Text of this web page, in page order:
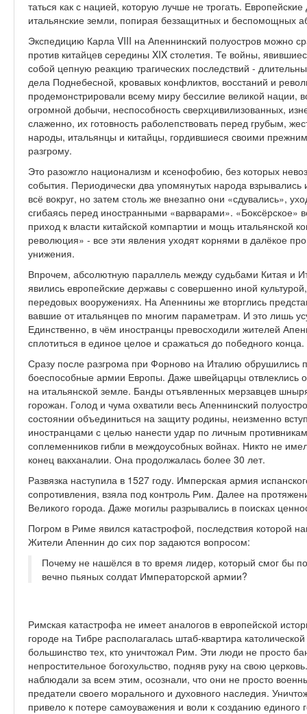
таться как с нацией, которую лучше не трогать.
итальянские земли, по­пирая беззащитных и беспомощных
Экспедицию Карла VIII на Апеннинс­кий полуостров можно
против ки­тайцев середины XIX столетия. Те войны,
собой цепную реакцию трагических последствий -
дела Поднебесной, кровавых конфлик­тов, восстаний и
продемонстрирова­ли всему миру бессилие великой нации,
огромной добычи, неспособность сверхцивилизованных,
слажен­но, их готовность раболепствовать перед грубым,
народы, итальянцы и китайцы, гордившиеся своими
разгрому.
Это разожгло национализм и ксено­фобию, без которых
события. Периодически два упомянутых народа взрывались
всё вокруг, но затем столь же внезапно они «сдувались»,
сгибаясь перед иностранными «варварами». «Боксёрское»
приход к власти китайской компартии и мощь итальянской
революция» - все эти явления уходят корнями в далёкое
унижения.
Впрочем, абсолютную параллель меж­ду судьбами Китая и
явились евро­пейские державы с совершенно иной
передовых вооружениях. На Апеннины же вторглись
вавшие от итальянцев по многим пара­метрам. И это лишь
Единственно, в чём иност­ранцы превосходили жителей
спло­титься в единое целое и сражаться до победного конца.
Сразу после разгрома при Форново на Италию обрушились
боеспособные армии Европы. Даже швейцарцы отвлеклись
на итальянской земле. Банды отъявлен­ных мерзавцев
горожан. Голод и чума охватили весь Апеннинский
состоянии объединиться на защиту роди­ны, неизменно
иностранцами с целью нанес­ти удар по личным
соплемен­ников гибли в междоусобных войнах. Никто не
конец вакханалии. Она про­должалась более 30 лет.
Развязка наступила в 1527 году. Импер­ская армия
сопротивления, взяла под контроль Рим. Далее на
Великого города. Даже могилы разрыва­лись в поисках
Погром в Риме явился катастрофой, последствия которой
Жители Апен­нин до сих пор задаются вопросом:
По­чему не нашёлся в то время лидер, кото­рый смог бы
вечно пьяных солдат Императорской армии?
Римская катастрофа не имеет аналогов в европейской
городе на Тибре располагалась штаб-квартира
большинство тех, кто уничтожал Рим. Эти люди не просто
непростительное богохульство, подняв руку на свою
наблюдали за всем этим, осознали, что они не просто
предатели своего морального и духовно­го наследия.
привело к потере самоуважения и воли к созданию единого